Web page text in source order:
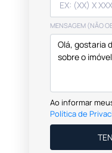
MENSAGEM (NÃO
Ao informar
Política de